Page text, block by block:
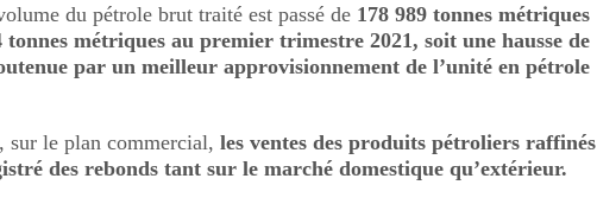
du pétrole brut traité est passé de 178 989 tonnes métriques
tonnes métriques au premier trimestre 2021, soit une hausse de
par un meilleur approvisionnement de l’unité en pétrole
sur le plan commercial,les ventes des produits pétroliers raffinés
des rebonds tant sur le marché domestique qu’extérieur.